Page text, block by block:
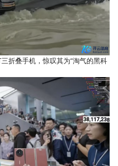
折叠手机，惊叹其为“淘气的黑科